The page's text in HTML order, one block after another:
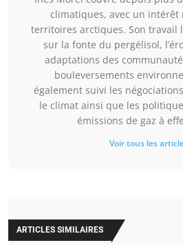
climatiques, avec un intérêt
territoires arctiques. Son travail
sur la fonte du pergélisol,
adaptations des
bouleversements
également suivi les
le climat ainsi que les
émissions de gaz à
Voir tous les
ARTICLES SIMILAIRES